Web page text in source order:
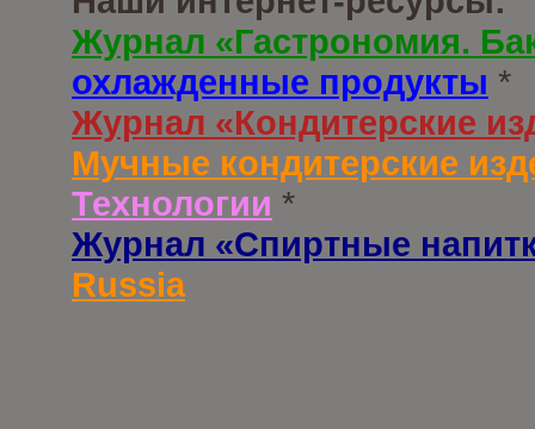
Журнал «Гастрономия.
охлажденные продукты *
Журнал «Кондитерские
Мучные кондитерские
Технологии *
Журнал «Спиртные
Russia